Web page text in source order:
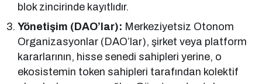
blok zincirinde kayıtlıdır.
Yönetişim (DAO’lar): Merkeziyetsiz Otonom
Organizasyonlar (DAO’lar), şirket veya platform
kararlarının, hisse senedi sahipleri yerine, o
ekosistemin token sahipleri tarafından kolektif